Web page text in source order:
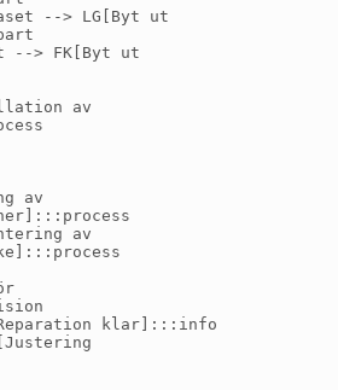
--> LG[Byt ut
--> FK[Byt ut
av
av
av
klar]:::info